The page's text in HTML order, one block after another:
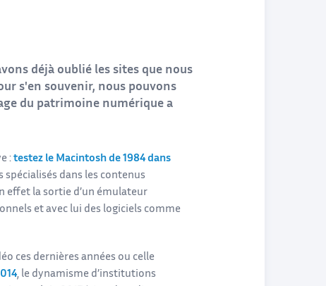
déjà oublié les sites que nous
s'en souvenir, nous pouvons
du patrimoine numérique a
: testez le Macintosh de 1984 dans
spécialisés dans les contenus
effet la sortie d’un émulateur
et avec lui des logiciels comme
ces dernières années ou celle
, le dynamisme d’institutions